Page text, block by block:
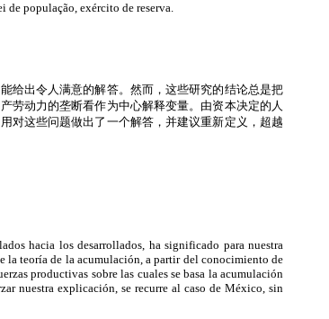
população, exército de reserva.
给出令人满意的解答。然而，这些研究的结论总是把
劳动力的垄断看作为中心解释变量。由资本决定的人
对这些问题做出了一个解答，并建议重新定义，超越
hacia los desarrollados, ha significado para nuestra
la teoría de la acumulación, a partir del conocimiento de
productivas sobre las cuales se basa la acumulación
nuestra explicación, se recurre al caso de México, sin